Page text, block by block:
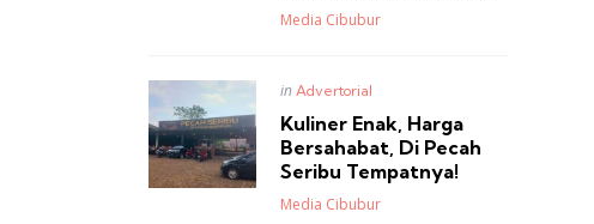
Posted
Media Cibubur
Posted
in Advertorial
Kuliner Enak, Harga
Bersahabat, Di Pecah
Seribu Tempatnya!
Posted
Media Cibubur